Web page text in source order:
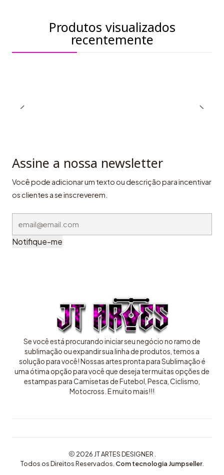
Produtos visualizados
recentemente
Assine a nossa newsletter
Você pode adicionar um texto ou descrição para incentivar
os clientes a se inscreverem.
Notifique-me
Se você está procurando iniciar seu negócio no ramo de
sublimação ou expandir sua linha de produtos, temos a
solução para você! Nossas artes pronta para Sublimação é
uma ótima opção para você que deseja ter muitas opções de
estampas para Camisetas de Futebol, Pesca, Ciclismo,
Motocross. E muito mais!!!
2026 JT ARTES DESIGNER .
Todos os Direitos Reservados. Com tecnologia Jumpseller.